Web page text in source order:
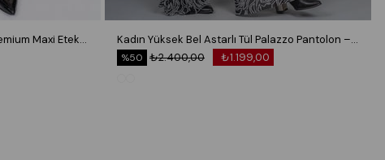
Royal Plaid Slit Skirt – Ekose Premium Maxi Etek 6831
Kadın Yüksek Bel Astarlı Tül Palazzo Pantolon – Lastikli Bel Bol Paça Esnek 30342
₺1.199,00
₺2.400,00
%50